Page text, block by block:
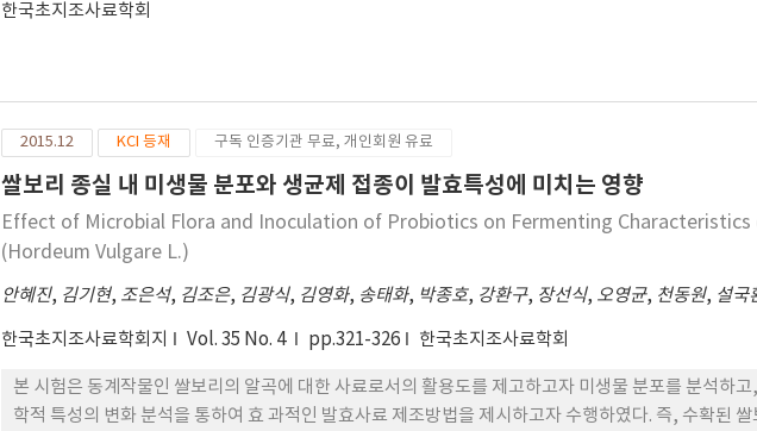
한국초지조사료학회
2015.12 KCI 등재 구독 인증기관 무료, 개인회원 유료
쌀보리 종실 내 미생물 분포와 생균제 접종이 발효특성에 미치는 영향
Effect of Microbial Flora and Inoculation of Probiotics on Fermenting Characteristics
(Hordeum Vulgare L.)
안혜진, 김기현, 조은석, 김조은, 김광식, 김영화, 송태화, 박종호, 강환구, 장선식, 오영균, 천동원, 설국
한국초지조사료학회지 Vol. 35 No. 4 pp.321-326 한국초지조사료학회
본 시험은 동계작물인 쌀보리의 알곡에 대한 사료로서의 활용도를 제고하고자 미생물 분포를 분석하
학적 특성의 변화 분석을 통하여 효 과적인 발효사료 제조방법을 제시하고자 수행하였다. 즉, 수확된